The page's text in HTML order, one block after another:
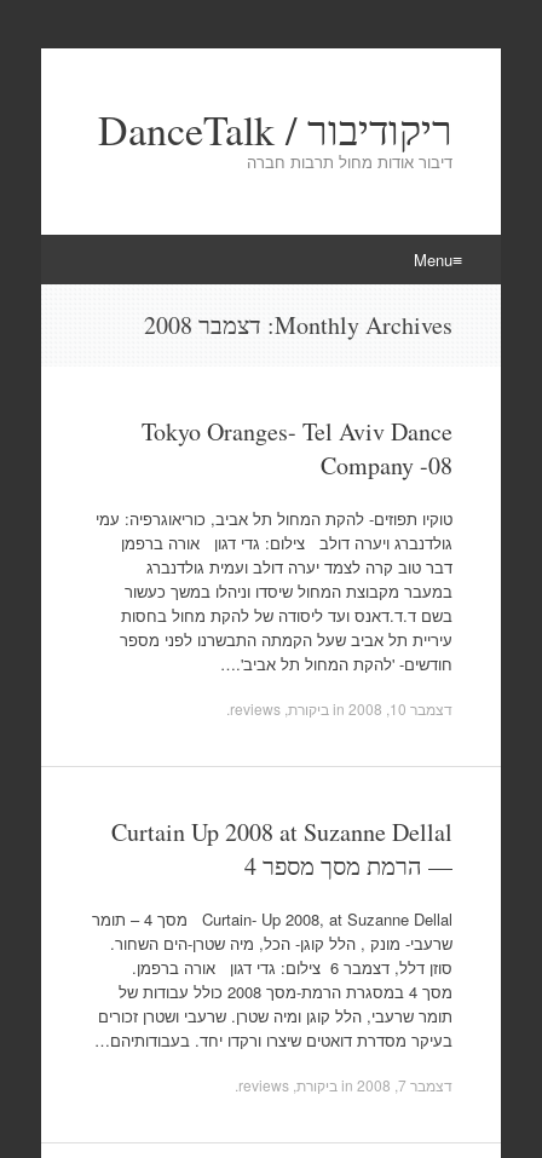
ריקודיבור / DanceTalk
דיבור אודות מחול תרבות חברה
Menu
Monthly Archives: דצמבר 2008
Tokyo Oranges- Tel Aviv Dance
Company -08
טוקיו תפוזים- להקת המחול תל אביב, כוריאוגרפיה: עמי
גולדנברג ויערה דולב צילום: גדי דגון אורה ברפמן
דבר טוב קרה לצמד יערה דולב ועמית גולדנברג
במעבר מקבוצת המחול שיסדו וניהלו במשך כעשור
בשם ד.ד.דאנס ועד ליסודה של להקת מחול בחסות
עיריית תל אביב שעל הקמתה התבשרנו לפני מספר
חודשים- 'להקת המחול תל אביב'.…
דצמבר 10, 2008 in ביקורת, reviews
Curtain Up 2008 at Suzanne Dellal
— הרמת מסך מספר 4
Curtain- Up 2008, at Suzanne Dellal מסך 4 – תומר
שרעבי- מונק , הלל קוגן- הכל, מיה שטרן-הים השחור.
סוזן דלל, דצמבר 6 צילום: גדי דגון אורה ברפמן.
מסך 4 במסגרת הרמת-מסך 2008 כולל עבודות של
תומר שרעבי, הלל קוגן ומיה שטרן. שרעבי ושטרן זכורים
בעיקר מסדרת דואטים שיצרו ורקדו יחד. בעבודותיהם…
דצמבר 7, 2008 in ביקורת, reviews